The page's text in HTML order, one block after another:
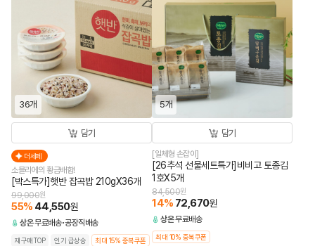
36개
담기
더세페
소믈리에의 황금배합!
[박스특가]햇반 잡곡밥 210gX36개
99,000원
55% 44,550원
상온무료배송 공장직배송
재구매TOP 인기 급상승 최대 15% 중복쿠폰
5개
담기
[일체형 손잡이]
[26추석 선물세트특가]비비고 토종김
1호X5개
84,500원
14% 72,670원
상온무료배송
최대 10% 중복쿠폰